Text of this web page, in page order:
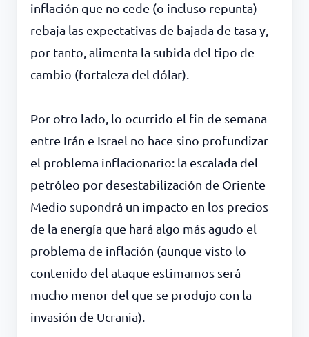
inflación que no cede (o incluso repunta)
rebaja las expectativas de bajada de tasa y,
por tanto, alimenta la subida del tipo de
cambio (fortaleza del dólar).
Por otro lado, lo ocurrido el fin de semana
entre Irán e Israel no hace sino profundizar
el problema inflacionario: la escalada del
petróleo por desestabilización de Oriente
Medio supondrá un impacto en los precios
de la energía que hará algo más agudo el
problema de inflación (aunque visto lo
contenido del ataque estimamos será
mucho menor del que se produjo con la
invasión de Ucrania).